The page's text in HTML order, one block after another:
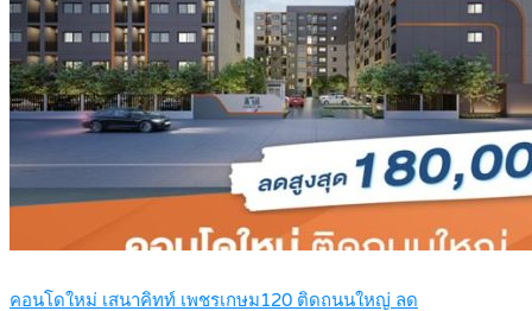
คอนโดใหม่ เสนาคิทท์ เพชรเกษม120 ติดถนนใหญ่ ลด